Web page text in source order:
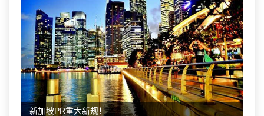
新加坡PR重大新规！